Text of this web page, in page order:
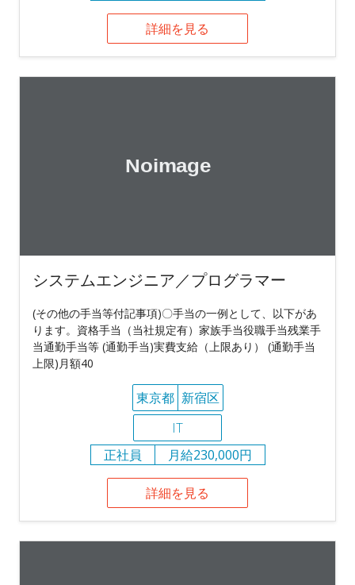
詳細を見る
システムエンジニア／プログラマー
(その他の手当等付記事項)〇手当の一例として、以下があ
ります。資格手当（当社規定有）家族手当役職手当残業手
当通勤手当等 (通勤手当)実費支給（上限あり） (通勤手当
上限)月額40
東京都 新宿区
IT
正社員
月給230,000円
詳細を見る